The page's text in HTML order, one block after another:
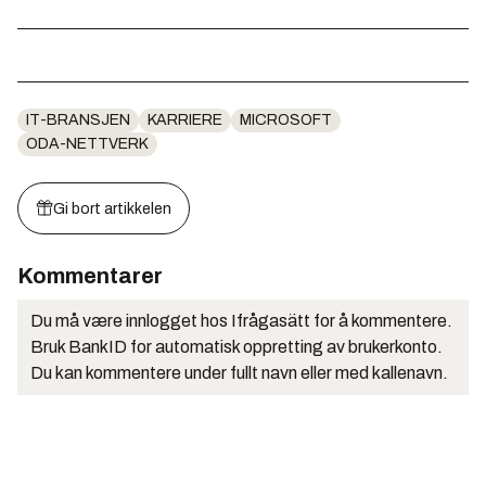
IT-BRANSJEN KARRIERE
MICROSOFT
ODA-NETTVERK
Gi bort artikkelen
Kommentarer
Du må være innlogget hos Ifrågasätt for å kommentere.
Bruk BankID for automatisk oppretting av brukerkonto.
Du kan kommentere under fullt navn eller med kallenavn.